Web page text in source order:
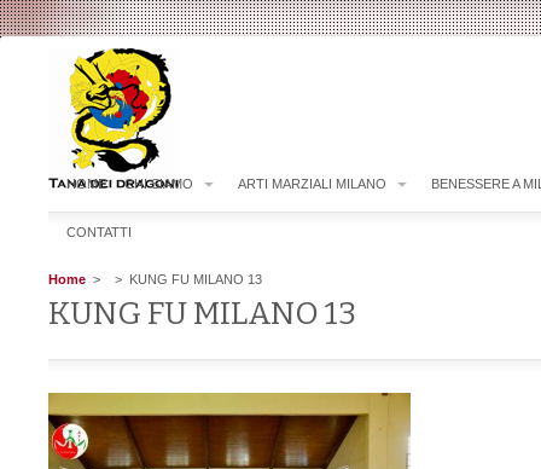
HOME CHI SIAMO ARTI MARZIALI MILANO BENESSERE A
CONTATTI
Home > > KUNG FU MILANO 13
KUNG FU MILANO 13